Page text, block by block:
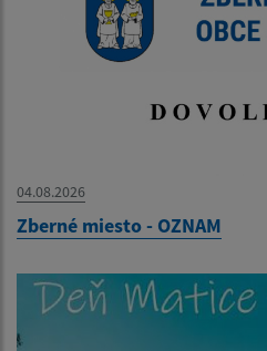
04.08.2026
Zberné miesto - OZNAM